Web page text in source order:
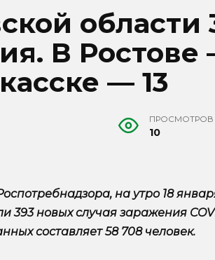
области
В Ростове
— 13
ПРОСМОТРОВ
10
на утро 18
393 новых случая заражения
составляет 58 708 человек.